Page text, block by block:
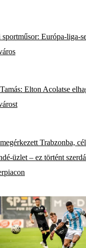
sportműsor: Európa-liga-
Elton Acolatse
Trabzonba,
üzlet – ez történt